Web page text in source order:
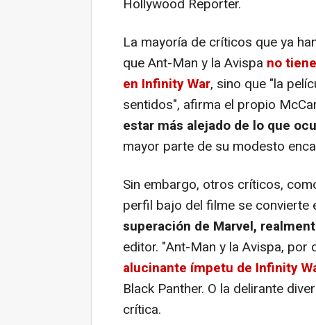
Hollywood Reporter.
La mayoría de críticos que ya
que Ant-Man y la Avispa no
en Infinity War, sino que "la
sentidos", afirma el propio
estar más alejado de lo que
mayor parte de su modesto
Sin embargo, otros críticos,
perfil bajo del filme se convierte
superación de Marvel,
editor. "Ant-Man y la Avispa, por
alucinante ímpetu de Infinity
Black Panther. O la delirante
crítica.